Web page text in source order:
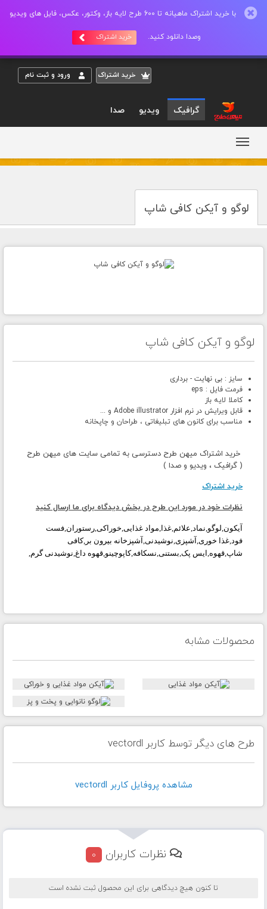
با خرید اشتراک ماهیانه تا 600 طرح لایه باز، وکتور، عکس، فایل های ویدیو
وصدا دانلود کنید. خرید اشتراک
خريد اشتراک ورود و ثبت نام
گرافیک ویدیو صدا
لوگو و آیکن کافی شاپ
لوگو و آیکن کافی شاپ
سایز : بی نهایت - برداری
فرمت فایل : eps
کاملا لایه باز
قابل ویرایش در نرم افزار Adobe illustrator و ...
مناسب برای کانون های تبلیغاتی ، طراحان و چاپخانه
خرید اشتراک میهن طرح دسترسی به تمامی سایت های میهن طرح
( گرافیک ، ویدیو و صدا )
خرید اشتراک
نظرات خود در مورد این طرح در بخش دیدگاه برای ما ارسال کنید
آیکون,لوگو,نماد,علائم,غذا,مواد غذایی,خوراکی,رستوران,فست
فود,غذا خوری,آشپزی,نوشیدنی,آشپزخانه بیرون بر,کافی
شاپ,قهوه,ایس پک,بستنی,نسکافه,کاپوچینو,قهوه داغ,نوشیدنی گرم,
محصولات مشابه
طرح های دیگر توسط کاربر vectordl
مشاهده پروفايل کاربر vectordl
نظرات کاربران 0
تا کنون هیچ دیدگاهی برای این محصول ثبت نشده است